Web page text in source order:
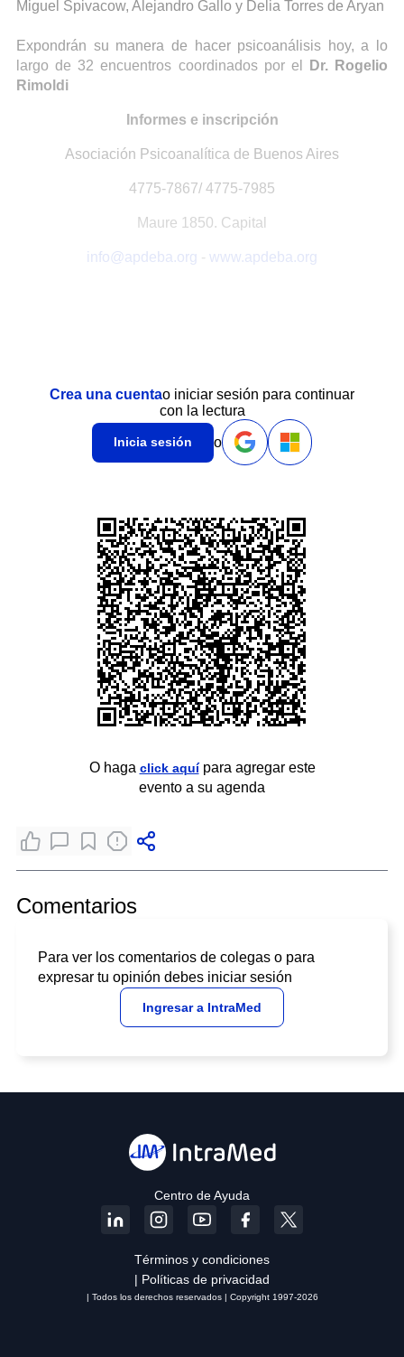
Miguel Spivacow, Alejandro Gallo y Delia Torres de Aryan
Expondrán su manera de hacer psicoanálisis hoy, a lo
largo de 32 encuentros coordinados por el
Dr. Rogelio
Rimoldi
Informes e inscripción
Asociación Psicoanalítica de Buenos Aires
4775-7867/ 4775-7985
Maure 1850. Capital
info@apdeba.org - www.apdeba.org
Crea una cuentao iniciar sesión para continuar
con la lectura
Inicia sesión o
O haga click aquípara agregar este
evento a su agenda
Comentarios
Para ver los comentarios de colegas o para
expresar tu opinión debes iniciar sesión
Ingresar a IntraMed
Centro de Ayuda
Términos y condiciones
| Políticas de privacidad
| Todos los derechos reservados | Copyright 1997-2026